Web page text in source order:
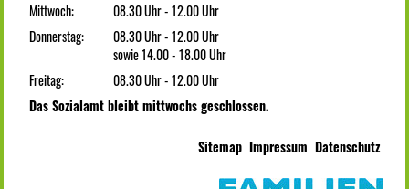
Mittwoch:
08.30 Uhr - 12.00 Uhr
Donnerstag:
08.30 Uhr - 12.00 Uhr
sowie 14.00 - 18.00 Uhr
Freitag:
08.30 Uhr - 12.00 Uhr
Das Sozialamt bleibt mittwochs geschlossen.
Sitemap Impressum Datenschutz